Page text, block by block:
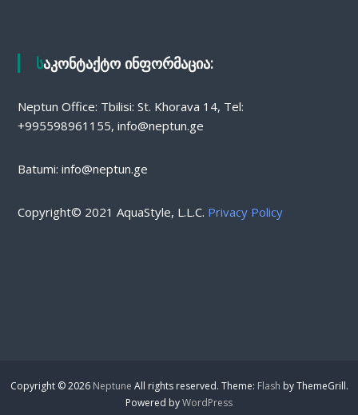
საკონტაქტო ინფორმაცია:
Neptun Office: Tbilisi: St. Khorava 14, Tel:
+995598961155, info@neptun.ge
Batumi: info@neptun.ge
Copyright© 2021 AquaStyle, L.L.C. Privacy Policy
Copyright © 2026 Neptune All rights reserved. Theme: Flash by ThemeGrill.
Powered byWordPress